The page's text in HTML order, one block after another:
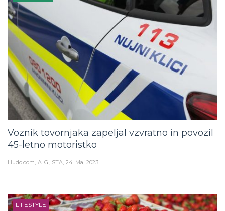
Voznik tovornjaka zapeljal vzvratno in povozil
45-letno motoristko
Hudo.com A. G., STA 24. Maj 2023
LIFESTYLE